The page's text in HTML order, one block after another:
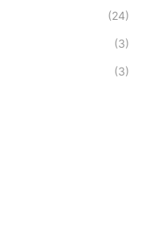
(24)
(3)
(3)